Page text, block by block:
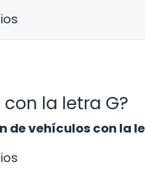
la letra G?
vehículos con la